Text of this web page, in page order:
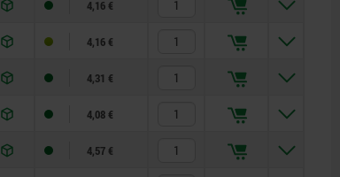
4,16 €
4,16 €
4,31 €
4,08 €
4,57 €